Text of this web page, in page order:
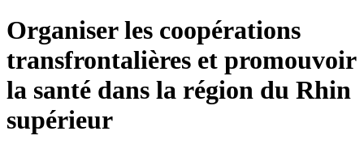
Organiser les coopérations
transfrontalières et promouvoir
la santé dans la région du Rhin
supérieur